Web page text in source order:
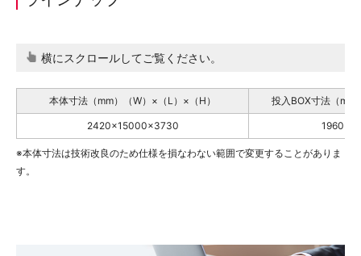
横にスクロールしてご覧ください。
本体寸法（mm）（W）×（L）×（H） 投入BOX寸法（mm
2420×15000×3730
※本体寸法は技術改良のため仕様を損なわない範囲で変更することがありま
す。